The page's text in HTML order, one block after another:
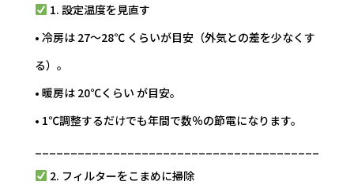
1. 設定温度を見直す
• 冷房は 27〜28℃ くらいが目安（外気との差を少なくす
る）。
• 暖房は 20℃くらい が目安。
• 1℃調整するだけでも年間で数％の節電になります。
2. フィルターをこまめに掃除